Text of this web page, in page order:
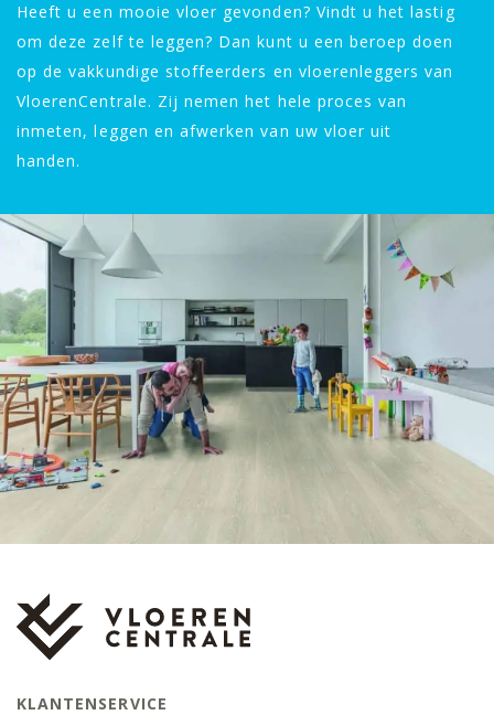
Heeft u een mooie vloer gevonden? Vindt u het lastig
om deze zelf te leggen? Dan kunt u een beroep doen
op de vakkundige stoffeerders en vloerenleggers van
VloerenCentrale. Zij nemen het hele proces van
inmeten, leggen en afwerken van uw vloer uit
handen.
KLANTENSERVICE